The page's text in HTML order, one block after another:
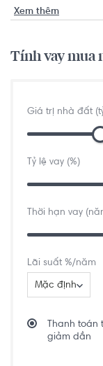
Xem thêm
Tính vay mua
Giá trị nhà đất
Tỷ lệ vay (%)
Thời hạn vay
Lãi suất %/năm
Mặc định
Thanh toán
giảm dần